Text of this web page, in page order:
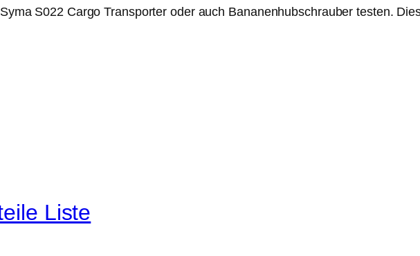
S022 Cargo Transporter oder auch Bananenhubschrauber testen.
Liste